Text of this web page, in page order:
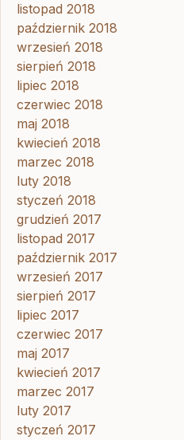
listopad 2018
październik 2018
wrzesień 2018
sierpień 2018
lipiec 2018
czerwiec 2018
maj 2018
kwiecień 2018
marzec 2018
luty 2018
styczeń 2018
grudzień 2017
listopad 2017
październik 2017
wrzesień 2017
sierpień 2017
lipiec 2017
czerwiec 2017
maj 2017
kwiecień 2017
marzec 2017
luty 2017
styczeń 2017